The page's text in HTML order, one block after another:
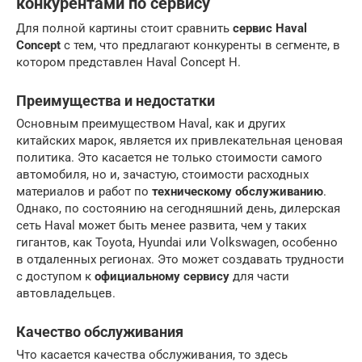
конкурентами по сервису
Для полной картины стоит сравнить сервис Haval
Concept с тем, что предлагают конкуренты в сегменте, в
котором представлен Haval Concept H.
Преимущества и недостатки
Основным преимуществом Haval, как и других
китайских марок, является их привлекательная ценовая
политика. Это касается не только стоимости самого
автомобиля, но и, зачастую, стоимости расходных
материалов и работ по техническому обслуживанию.
Однако, по состоянию на сегодняшний день, дилерская
сеть Haval может быть менее развита, чем у таких
гигантов, как Toyota, Hyundai или Volkswagen, особенно
в отдаленных регионах. Это может создавать трудности
с доступом к официальному сервису для части
автовладельцев.
Качество обслуживания
Что касается качества обслуживания, то здесь